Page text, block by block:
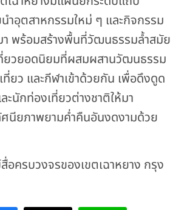
ำอุตสาหกรรมใหม่ ๆ และกิจกรรม
า พร้อมสร้างพื้นที่วัฒนธรรมล้ำสมัย
ยวยอดนิยมที่ผสมผสานวัฒนธรรม
ที่ยว และกีฬาเข้าด้วยกัน เพื่อดึงดูด
นักท่องเที่ยวต่างชาติให้มา
นียภาพยามค่ำคืนอันงดงามด้วย
อครบวงจรของเขตเฉาหยาง กรุง